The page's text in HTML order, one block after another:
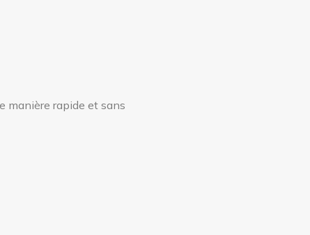
manière rapide et sans